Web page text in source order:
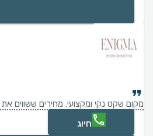
מקום שקט נקי ומקצועי. מחירים ששווים
חיוג